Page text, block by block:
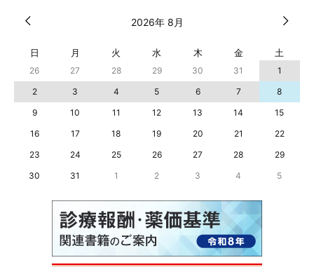
2026年 8月
日 月 火 水 木 金 土
26 27 28 29 30 31
1
2
3 4 5 6 7
8
9
10 11 12 13 14
15
16
17 18 19 20 21
22
23
24 25 26 27 28
29
30
31 1 2 3 4 5